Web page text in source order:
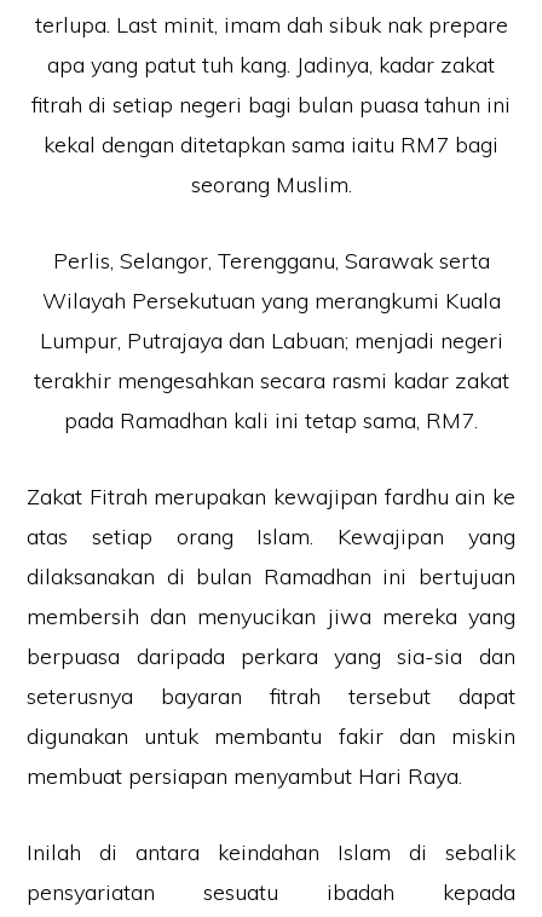
terlupa. Last minit, imam dah sibuk nak prepare
apa yang patut tuh kang. Jadinya, kadar zakat
fitrah di setiap negeri bagi bulan puasa tahun ini
kekal dengan ditetapkan sama iaitu RM7 bagi
seorang Muslim.
Perlis, Selangor, Terengganu, Sarawak serta
Wilayah Persekutuan yang merangkumi Kuala
Lumpur, Putrajaya dan Labuan; menjadi negeri
terakhir mengesahkan secara rasmi kadar zakat
pada Ramadhan kali ini tetap sama, RM7.
Zakat Fitrah merupakan kewajipan fardhu ain ke
atas setiap orang Islam. Kewajipan yang
dilaksanakan di bulan Ramadhan ini bertujuan
membersih dan menyucikan jiwa mereka yang
berpuasa daripada perkara yang sia-sia dan
seterusnya bayaran fitrah tersebut dapat
digunakan untuk membantu fakir dan miskin
membuat persiapan menyambut Hari Raya.
Inilah di antara keindahan Islam di sebalik
pensyariatan sesuatu ibadah kepada